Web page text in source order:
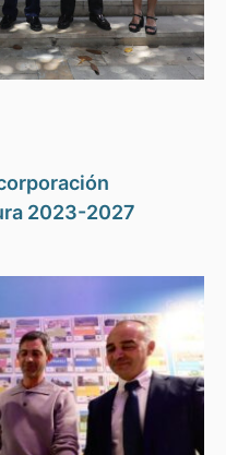
2023-2027